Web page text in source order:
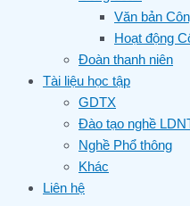
Văn bản
Hoạt động
Đoàn thanh niên
Tài liệu học tập
GDTX
Đào tạo nghề
Nghề Phổ thông
Khác
Liên hệ